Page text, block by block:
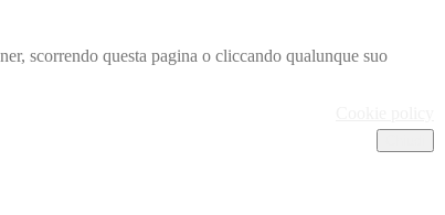
scorrendo questa pagina o cliccando qualunque suo